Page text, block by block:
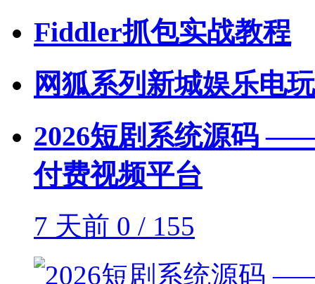
Fiddler抓包实战教程
网狐系列新城娱乐电
2026短剧系统源码
付费视频平台
7 天前 0 / 155